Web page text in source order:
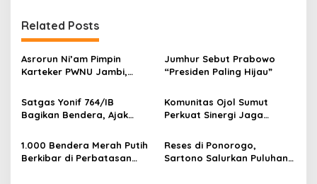
a
v
i
a
i
Related Posts
Asrorun Ni’am Pimpin
Karteker PWNU Jambi,
Muda Visioner untuk Abad
Kedua NU
Jumhur Sebut Prabowo
“Presiden Paling Hijau”
Satgas Yonif 764/IB
Bagikan Bendera, Ajak
HUT RI
Komunitas Ojol Sumut
Perkuat Sinergi Jaga
1.000 Bendera Merah Putih
Berkibar di Perbatasan
Reses di Ponorogo,
Sartono Salurkan Puluhan